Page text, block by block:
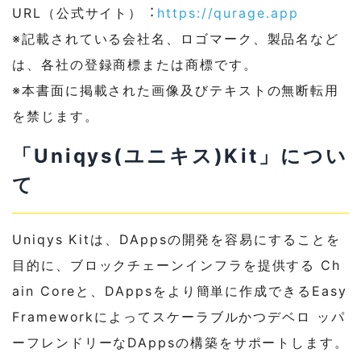
URL（公式サイト）︓ https://qurage.app
※記載されている会社名、ロゴマーク、製品名など
は、各社の登録商標または商標です。
※本書⾯に掲載された画像及びテキストの無断転⽤
を禁じます。
「Uniqys(ユニキス)Kit」につい
て
Uniqys Kitは、DAppsの開発を容易にすることを
⽬的に、ブロックチェーンインフラを提供する Ch
ain Coreと、DAppsをより簡単に作成できるEasy
Frameworkによってスケーラブルかつデベロ ッパ
ーフレンドリーなDAppsの構築をサポートします。